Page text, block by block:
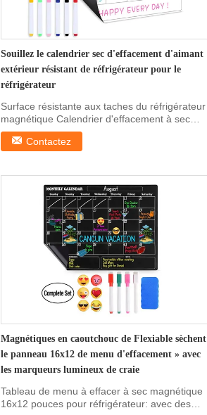
Souillez le calendrier sec d'effacement d'aimant
extérieur résistant de réfrigérateur pour le
réfrigérateur
Surface résistante aux taches du réfrigérateur
magnétique Calendrier d'effacement à sec
pour le r...
Contactez
Magnétiques en caoutchouc de Flexiable sèchent
le panneau 16x12 de menu d'effacement » avec
les marqueurs lumineux de craie
Tableau de menu à effacer à sec magnétique
16x12 pouces pour réfrigérateur: avec des